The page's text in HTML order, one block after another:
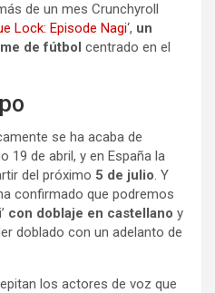
de un mes Crunchyroll
Lock: Episode Nagi‘, un
de fútbol centrado en el
se ha acaba de
19 de abril, y en España la
del próximo 5 de julio. Y
confirmado que podremos
con doblaje en castellano y
doblado con un adelanto de
los actores de voz que